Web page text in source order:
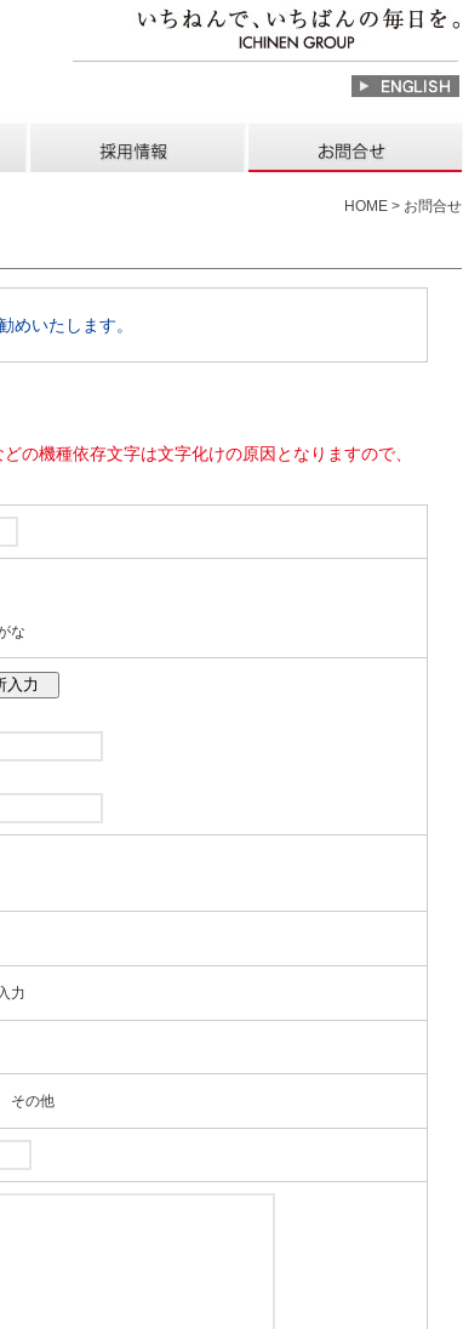
HOME > お問合せ
めいたします。
の機種依存文字は文字化けの原因となりますので、
な
入力
力
その他